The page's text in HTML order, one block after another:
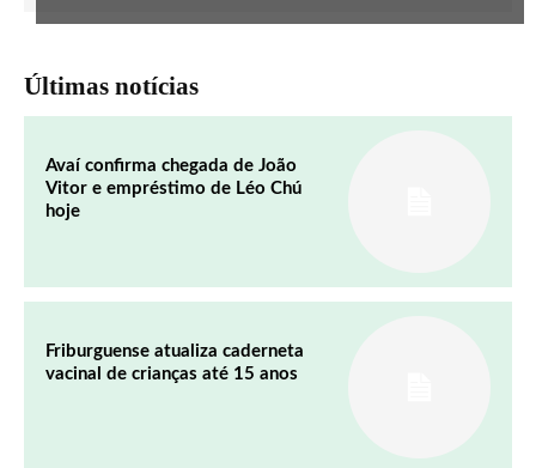
Últimas notícias
Avaí confirma chegada de João
Vitor e empréstimo de Léo Chú
hoje
Friburguense atualiza caderneta
vacinal de crianças até 15 anos